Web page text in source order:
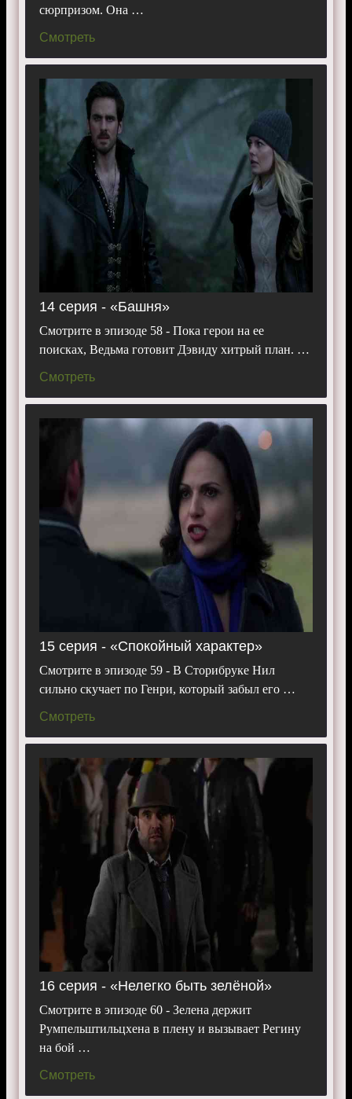
сюрпризом. Она …
Смотреть
14 серия - «Башня»
Смотрите в эпизоде 58 - Пока герои на ее
поисках, Ведьма готовит Дэвиду хитрый план. …
Смотреть
15 серия - «Спокойный характер»
Смотрите в эпизоде 59 - В Сторибруке Нил
сильно скучает по Генри, который забыл его …
Смотреть
16 серия - «Нелегко быть зелёной»
Смотрите в эпизоде 60 - Зелена держит
Румпельштильцхена в плену и вызывает Регину
на бой …
Смотреть